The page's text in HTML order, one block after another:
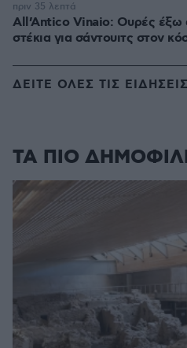
All’Antico Vinaio: Ουρές έξω
στέκια για σάντουιτς στον
πριν 35 λεπτά
ΔΕΙΤΕ ΟΛΕΣ ΤΙΣ ΕΙΔΗΣΕΙΣ
ΤΑ ΠΙΟ